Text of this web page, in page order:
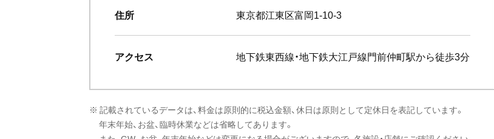
住所 東京都江東区富岡1‐10-3
アクセス 地下鉄東西線・地下鉄大江戸線門前仲町駅から徒歩3分
※ 記載されているデータは、料金は原則的に税込金額、休日は原則として定休日を表記しています。
年末年始、お盆、臨時休業などは省略してあります。